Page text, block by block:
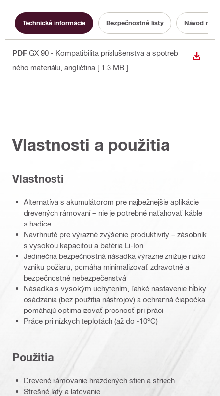
Technické informácie Bezpečnostné listy Návod na
PDF GX 90 - Kompatibilita príslušenstva a spotreb
ného materiálu , angličtina [ 1.3 MB ]
Vlastnosti a použitia
Vlastnosti
Alternatíva s akumulátorom pre najbežnejšie aplikácie
drevených rámovaní – nie je potrebné naťahovať káble
a hadice
Navrhnuté pre výrazné zvýšenie produktivity – zásobník
s vysokou kapacitou a batéria Li-Ion
Jedinečná bezpečnostná násadka výrazne znižuje riziko
vzniku požiaru, pomáha minimalizovať zdravotné a
bezpečnostné nebezpečenstvá
Násadka s vysokým uchytením, ľahké nastavenie hĺbky
osádzania (bez použitia nástrojov) a ochranná čiapočka
pomáhajú optimalizovať presnosť pri práci
Práce pri nízkych teplotách (až do -10°C)
Použitia
Drevené rámovanie hrazdených stien a striech
Strešné laty a latovanie